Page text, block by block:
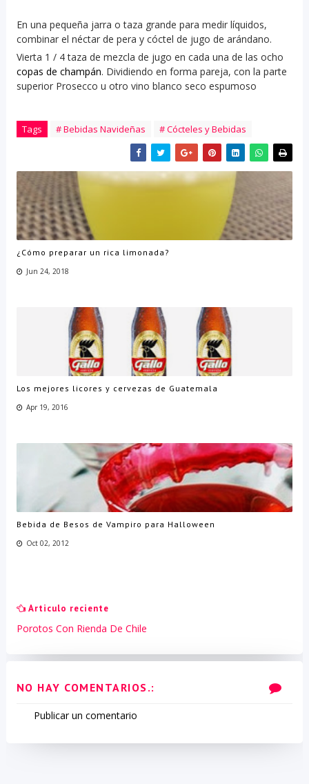
En una pequeña jarra o taza grande para medir líquidos,
combinar el néctar de pera y cóctel de jugo de arándano.
Vierta 1 / 4 taza de mezcla de jugo en cada una de las ocho
copas de champán. Dividiendo en forma pareja, con la parte
superior Prosecco u otro vino blanco seco espumoso
Tags # Bebidas Navideñas # Cócteles y Bebidas
¿Cómo preparar un rica limonada?
Jun 24, 2018
Los mejores licores y cervezas de Guatemala
Apr 19, 2016
Bebida de Besos de Vampiro para Halloween
Oct 02, 2012
Articulo reciente
Porotos Con Rienda De Chile
NO HAY COMENTARIOS.:
Publicar un comentario